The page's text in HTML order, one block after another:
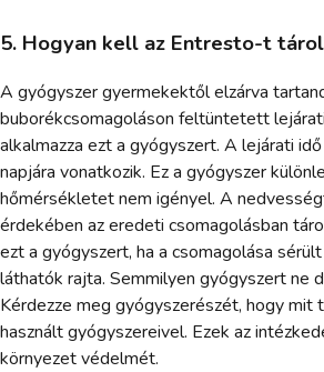
5. Hogyan kell az Entresto-t
A gyógyszer gyermekektől elzárva
buborékcsomagoláson feltüntetett
alkalmazza ezt a gyógyszert. A lejárati
napjára vonatkozik. Ez a gyógyszer
hőmérsékletet nem igényel. A
érdekében az eredeti csomagolásban
ezt a gyógyszert, ha a csomagolása
láthatók rajta. Semmilyen gyógyszert ne
Kérdezze meg gyógyszerészét, hogy mit
használt gyógyszereivel. Ezek az
környezet védelmét.